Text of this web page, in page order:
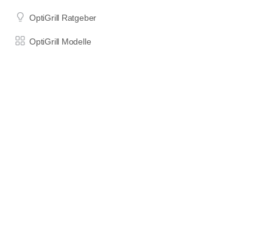
OptiGrill Ratgeber
OptiGrill Modelle